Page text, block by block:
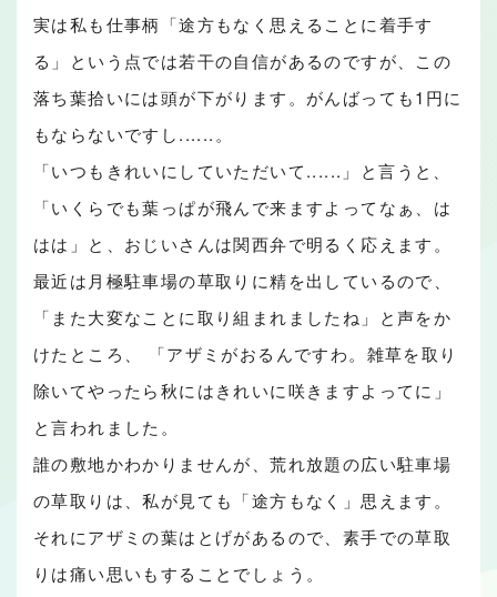
実は私も仕事柄「途方もなく思えることに着手す
る」という点では若干の自信があるのですが、この
落ち葉拾いには頭が下がります。がんばっても1円に
もならないですし......。
「いつもきれいにしていただいて......」と言うと、
「いくらでも葉っぱが飛んで来ますよってなぁ、は
はは」と、おじいさんは関西弁で明るく応えます。
最近は月極駐車場の草取りに精を出しているので、
「また大変なことに取り組まれましたね」と声をか
けたところ、 「アザミがおるんですわ。雑草を取り
除いてやったら秋にはきれいに咲きますよってに」
と言われました。
誰の敷地かわかりませんが、荒れ放題の広い駐車場
の草取りは、私が見ても「途方もなく」思えます。
それにアザミの葉はとげがあるので、素手での草取
りは痛い思いもすることでしょう。